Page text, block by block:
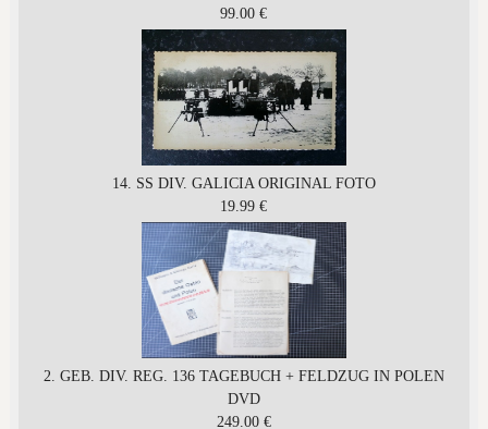
99.00 €
14. SS DIV. GALICIA ORIGINAL FOTO
19.99 €
2. GEB. DIV. REG. 136 TAGEBUCH + FELDZUG IN POLEN
DVD
249.00 €